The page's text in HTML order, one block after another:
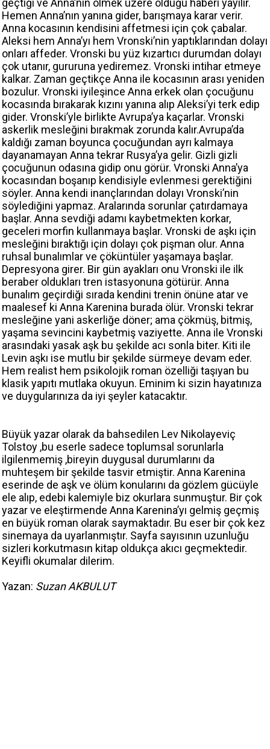
geçtiği ve Anna’nın ölmek üzere olduğu haberi yayılır.
Hemen Anna’nın yanına gider, barışmaya karar verir.
Anna kocasının kendisini affetmesi için çok çabalar.
Aleksi hem Anna’yı hem Vronski’nin yaptıklarından dolayı
onları affeder. Vronski bu yüz kızartıcı durumdan dolayı
çok utanır, gururuna yediremez. Vronski intihar etmeye
kalkar. Zaman geçtikçe Anna ile kocasının arası yeniden
bozulur. Vronski iyileşince Anna erkek olan çocuğunu
kocasında bırakarak kızını yanına alıp Aleksi’yi terk edip
gider. Vronski’yle birlikte Avrupa’ya kaçarlar. Vronski
askerlik mesleğini bırakmak zorunda kalır.Avrupa’da
kaldığı zaman boyunca çocuğundan ayrı kalmaya
dayanamayan Anna tekrar Rusya’ya gelir. Gizli gizli
çocuğunun odasına gidip onu görür. Vronski Anna’ya
kocasından boşanıp kendisiyle evlenmesi gerektiğini
söyler. Anna kendi inançlarından dolayı Vronski’nin
söylediğini yapmaz. Aralarında sorunlar çatırdamaya
başlar. Anna sevdiği adamı kaybetmekten korkar,
geceleri morfin kullanmaya başlar. Vronski de aşkı için
mesleğini bıraktığı için dolayı çok pişman olur. Anna
ruhsal bunalımlar ve çöküntüler yaşamaya başlar.
Depresyona girer. Bir gün ayakları onu Vronski ile ilk
beraber oldukları tren istasyonuna götürür. Anna
bunalım geçirdiği sırada kendini trenin önüne atar ve
maalesef ki Anna Karenina burada ölür. Vronski tekrar
mesleğine yani askerliğe döner; ama çökmüş, bitmiş,
yaşama sevincini kaybetmiş vaziyette. Anna ile Vronski
arasındaki yasak aşk bu şekilde acı sonla biter. Kiti ile
Levin aşkı ise mutlu bir şekilde sürmeye devam eder.
Hem realist hem psikolojik roman özelliği taşıyan bu
klasik yapıtı mutlaka okuyun. Eminim ki sizin hayatınıza
ve duygularınıza da iyi şeyler katacaktır.
Büyük yazar olarak da bahsedilen Lev Nikolayeviç
Tolstoy ,bu eserle sadece toplumsal sorunlarla
ilgilenmemiş ,bireyin duygusal durumlarını da
muhteşem bir şekilde tasvir etmiştir. Anna Karenina
eserinde de aşk ve ölüm konularını da gözlem gücüyle
ele alıp, edebi kalemiyle biz okurlara sunmuştur. Bir çok
yazar ve eleştirmende Anna Karenina’yı gelmiş geçmiş
en büyük roman olarak saymaktadır. Bu eser bir çok kez
sinemaya da uyarlanmıştır. Sayfa sayısının uzunluğu
sizleri korkutmasın kitap oldukça akıcı geçmektedir.
Keyifli okumalar dilerim.
Yazan: Suzan AKBULUT